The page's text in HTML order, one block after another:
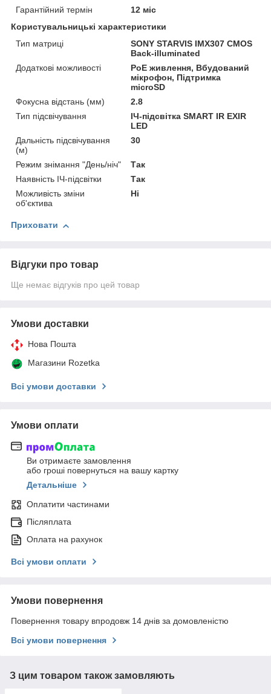
Гарантійний термін
12 міс
Користувальницькі характеристики
Тип матриці
SONY STARVIS IMX307 CMOS
Back-illuminated
Додаткові можливості
PoE живлення, Вбудований
мікрофон, Підтримка
microSD
Фокусна відстань (мм)
2.8
Тип підсвічування
ІЧ-підсвітка SMART IR EXIR
LED
Дальність підсвічування
(м)
30
Режим знімання "День/ніч"
Так
Наявність ІЧ-підсвітки
Так
Можливість зміни
об'єктива
Ні
Приховати
Відгуки про товар
Ще немає відгуків про цей товар
Умови доставки
Нова Пошта
Магазини Rozetka
Всі умови доставки
Умови оплати
Ви отримаєте замовлення
або гроші повернуться на вашу картку
Детальніше
Оплатити частинами
Післяплата
Оплата на рахунок
Всі умови оплати
Умови повернення
Повернення товару впродовж 14 днів за домовленістю
Всі умови повернення
З цим товаром також замовляють